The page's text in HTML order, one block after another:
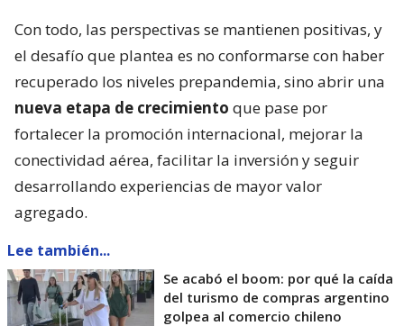
Con todo, las perspectivas se mantienen positivas, y
el desafío que plantea es no conformarse con haber
recuperado los niveles prepandemia, sino abrir una
nueva etapa de crecimiento que pase por
fortalecer la promoción internacional, mejorar la
conectividad aérea, facilitar la inversión y seguir
desarrollando experiencias de mayor valor
agregado.
Lee también...
Se acabó el boom: por qué la caída
del turismo de compras argentino
golpea al comercio chileno